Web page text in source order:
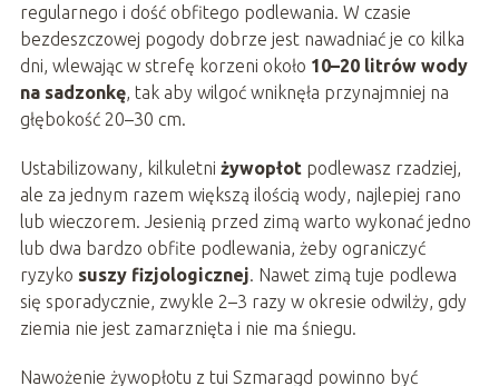
regularnego i dość obfitego podlewania. W czasie
bezdeszczowej pogody dobrze jest nawadniać je co kilka
dni, wlewając w strefę korzeni około 10–20 litrów wody
na sadzonkę, tak aby wilgoć wniknęła przynajmniej na
głębokość 20–30 cm.
Ustabilizowany, kilkuletni żywopłot podlewasz rzadziej,
ale za jednym razem większą ilością wody, najlepiej rano
lub wieczorem. Jesienią przed zimą warto wykonać jedno
lub dwa bardzo obfite podlewania, żeby ograniczyć
ryzyko suszy fizjologicznej . Nawet zimą tuje podlewa
się sporadycznie, zwykle 2–3 razy w okresie odwilży, gdy
ziemia nie jest zamarznięta i nie ma śniegu.
Nawożenie żywopłotu z tui Szmaragd powinno być